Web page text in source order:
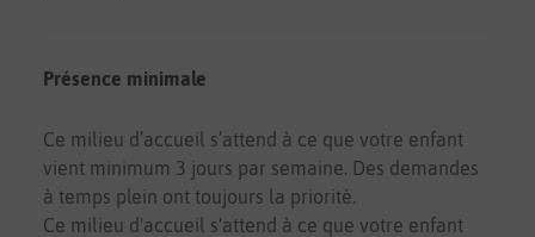
Présence minimale
Ce milieu d’accueil s’attend à ce que votre enfant
vient minimum 3 jours par semaine. Des demandes
à temps plein ont toujours la priorité.
Ce milieu d'accueil s'attend à ce que votre enfant